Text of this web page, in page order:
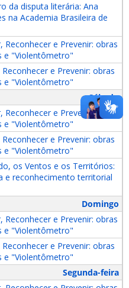
da disputa literária: Ana
na Academia Brasileira de
Reconhecer e Prevenir: obras
e "Violentômetro"
e Prevenir: obras
e "Violentômetro"
Sábado
Reconhecer e Prevenir: obras
e "Violentômetro"
e Prevenir: obras
e "Violentômetro"
os Ventos e os Territórios:
e reconhecimento territorial
Domingo
Reconhecer e Prevenir: obras
e "Violentômetro"
e Prevenir: obras
e "Violentômetro"
Segunda-feira